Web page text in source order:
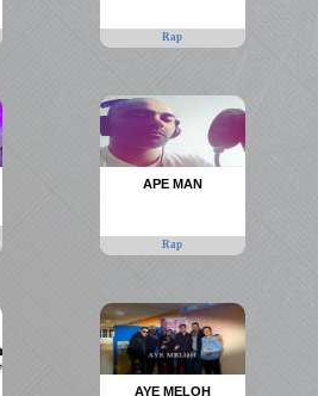
Rap
APE MAN
Rap
AYE MELOH